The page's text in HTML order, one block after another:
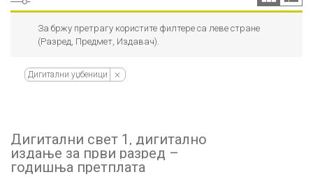
За бржу претрагу користите филтере са леве стране
(Разред, Предмет, Издавач).
Дигитални уџбеници
Дигитални свет 1, дигитално
издање за први разред –
годишња претплата